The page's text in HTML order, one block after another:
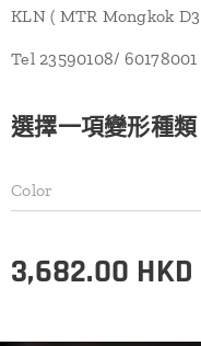
KLN ( MTR Mongkok
Tel 23590108/ 60178001
選擇一項變形種類
Color
3,682.00 HKD